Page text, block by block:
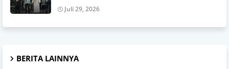
Juli 29, 2026
BERITA LAINNYA